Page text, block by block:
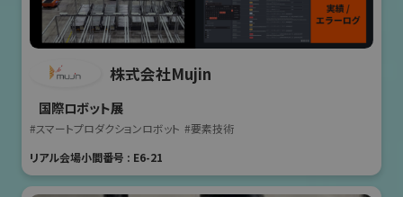
株式会社Mujin
国際ロボット展
#スマートプロダクションロボット #要素技術
リアル会場小間番号 : E6-21